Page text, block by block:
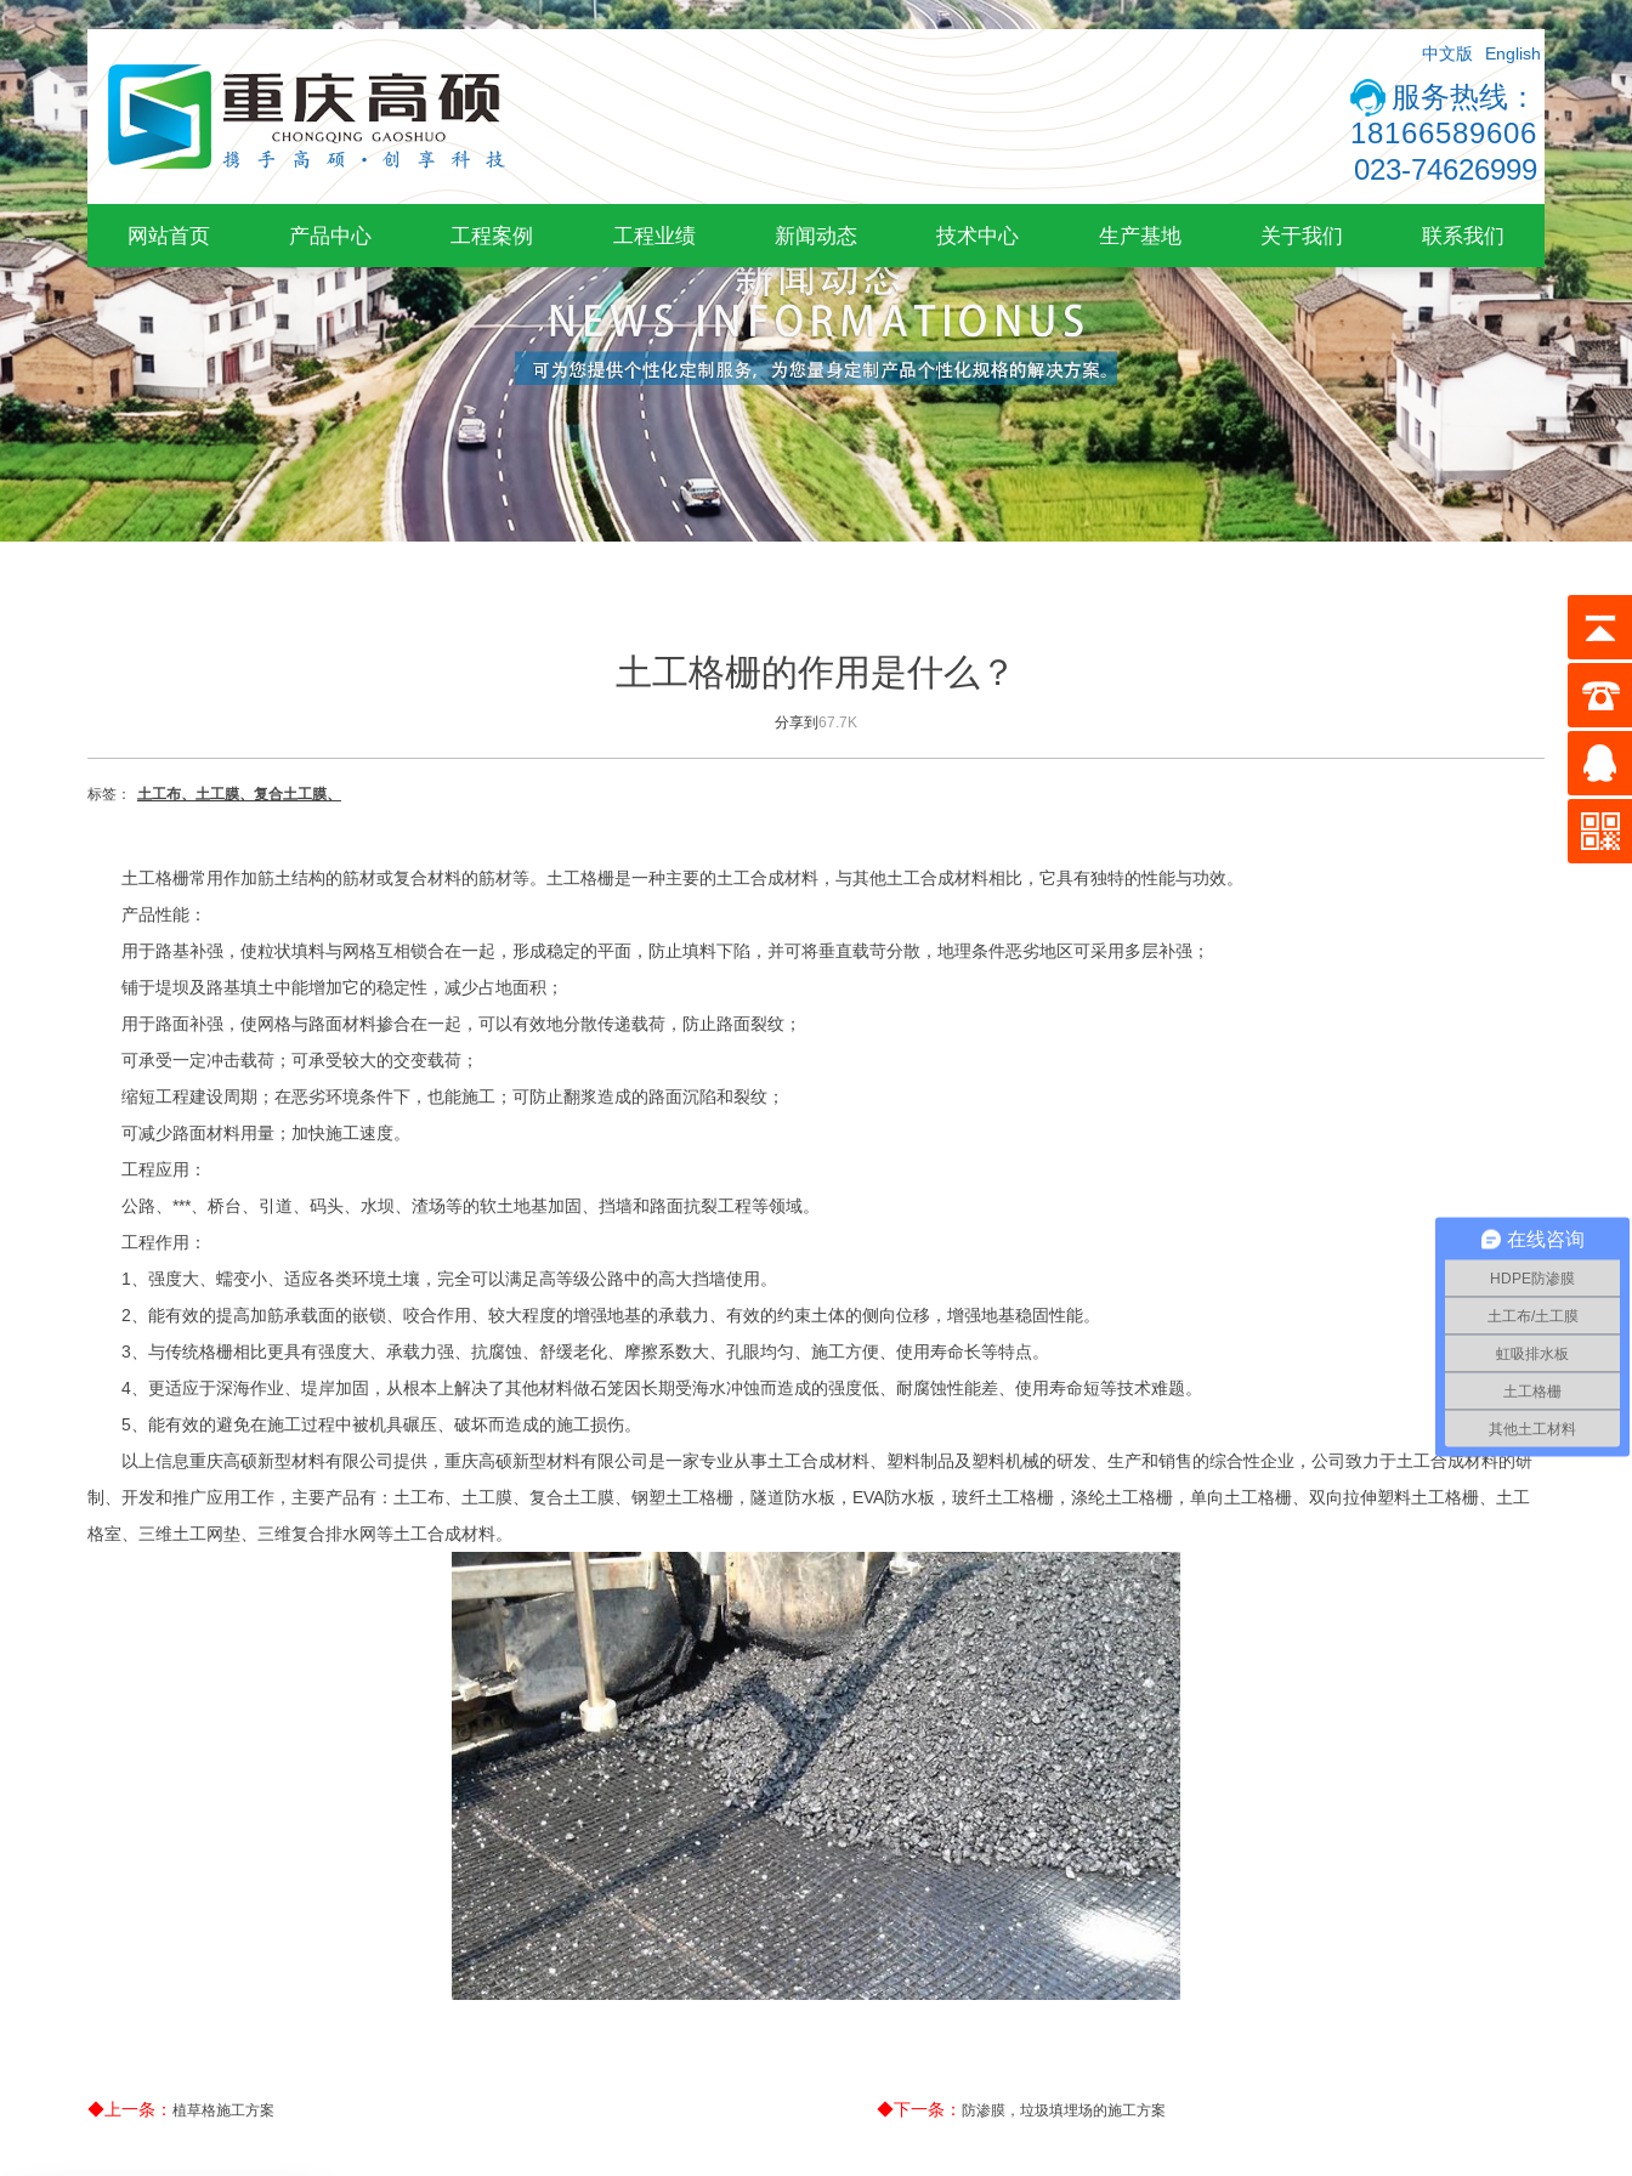
中文版 English
服务热线：
18166589606
023-74626999
网站首页 产品中心 工程案例 工程业绩 新闻动态 技术中心 生产基地 关于我们 联系我们
土工格栅的作用是什么？
分享到 67.7K
标签： 土工布、土工膜、复合土工膜、
土工格栅常用作加筋土结构的筋材或复合材料的筋材等。土工格栅是一种主要的土工合成材料，与其他土工合成材料相比，它具有独特的性能与功效。
产品性能：
用于路基补强，使粒状填料与网格互相锁合在一起，形成稳定的平面，防止填料下陷，并可将垂直载苛分散，地理条件恶劣地区可采用多层补强；
铺于堤坝及路基填土中能增加它的稳定性，减少占地面积；
用于路面补强，使网格与路面材料掺合在一起，可以有效地分散传递载荷，防止路面裂纹；
可承受一定冲击载荷；可承受较大的交变载荷；
缩短工程建设周期；在恶劣环境条件下，也能施工；可防止翻浆造成的路面沉陷和裂纹；
可减少路面材料用量；加快施工速度。
工程应用：
公路、 ***、桥台、引道、码头、水坝、渣场等的软土地基加固、挡墙和路面抗裂工程等领域。
工程作用：
1、强度大、蠕变小、适应各类环境土壤，完全可以满足高等级公路中的高大挡墙使用。
2、能有效的提高加筋承载面的嵌锁、咬合作用、较大程度的增强地基的承载力、有效的约束土体的侧向位移，增强地基稳固性能。
3、与传统格栅相比更具有强度大、承载力强、抗腐蚀、舒缓老化、摩擦系数大、孔眼均匀、施工方便、使用寿命长等特点。
4、更适应于深海作业、堤岸加固，从根本上解决了其他材料做石笼因长期受海水冲蚀而造成的强度低、耐腐蚀性能差、使用寿命短等技术难题。
5、能有效的避免在施工过程中被机具碾压、破坏而造成的施工损伤。
以上信息重庆高硕新型材料有限公司提供，重庆高硕新型材料有限公司是一家专业从事土工合成材料、塑料制品及塑料机械的研发、生产和销售的综合性企业，公司致力于土工合成材料的研
制、开发和推广应用工作，主要产品有： 土工布、土工膜、复合土工膜、 钢塑土工格栅，隧道防水板， EVA防水板，玻纤土工格栅，涤纶土工格栅，单向土工格栅、双向拉伸塑料土工格栅、土工
格室、三维土工网垫、三维复合排水网等土工合成材料。
◆上一条： 植草格施工方案 ◆下一条： 防渗膜，垃圾填埋场的施工方案
在线咨询
HDPE防渗膜
土工布/土工膜
虹吸排水板
土工格栅
其他土工材料